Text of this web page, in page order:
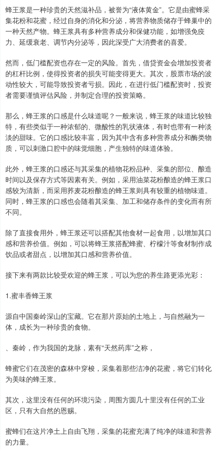
蜂王浆是一种珍贵的天然滋补品，被誉为“液体黄金”。它是由蜜蜂采
集花粉和花蜜，经过自身的消化和分泌，将营养物质储存于蜂巢中的
一种天然产物。蜂王浆具有多种营养成分和保健功能，如增强免疫
力、延缓衰老、调节内分泌等，因此深受广大消费者的喜爱。
然而，低门槛配资也存在一定的风险。首先，借贷资金会增加投资者
的杠杆比例，使得投资者的损失可能变得更大。其次，股票市场的波
动性较大，可能导致投资者亏损。因此，在进行低门槛配资时，投资
者需要谨慎评估风险，并制定合理的投资策略。
那么，蜂王浆的口感是什么味道呢？一般来说，蜂王浆的味道比较独
特，有些类似于一种浓郁的、微酸性的乳状液体，有时也带有一种淡
淡的甜味。它的口感比较丰富，因为其中含有多种营养成分和酶类物
质，可以刺激口腔中的味觉细胞，产生独特的味道体验。
此外，蜂王浆的口感还与其采集的植物花粉品种、采集的部位、酿造
时间以及保存方式等因素有关。例如，采用油菜花粉酿造的蜂王浆口
感较为清新，而采用荞麦花粉酿造的蜂王浆则具有较重的植物味道。
同时，蜂王浆的口感也会随着其采集、加工和储存条件的变化而有所
不同。
除了直接食用外，蜂王浆还可以搭配其他食材一起食用，以增加其口
感和营养价值。例如，可以将蜂王浆搭配蜂蜜、柠檬汁等食材制作成
饮品或者甜点，以增加其口感和营养价值。
接下来有两款比较受欢迎的蜂王浆，可以为您的养生路更添光彩：
1.蜜丰香蜂王浆
源自中国秦岭深山的宝藏。它在那片原始的土地上，与自然融为一
体，成长为一种珍贵的食物。
、秦岭，作为我国的龙脉，素有“天然药库”之称，
蜂蜜它们在茂密的森林中穿梭，采集着那些洁净的花蜜，将它们转化
为美味的蜂王浆。
其次，这里没有任何的环境污染，周围方圆几十里没有任何的工业
区，只有大自然的恩赐。
蜜蜂们在这片净土上自由飞翔，采集的花蜜充满了纯净的味道和营养
的力量。